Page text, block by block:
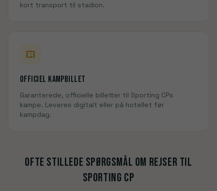
kort transport til stadion.
Officiel kampbillet
Garanterede, officielle billetter til Sporting CPs
kampe. Leveres digitalt eller på hotellet før
kampdag.
Ofte stillede spørgsmål om rejser til
Sporting CP